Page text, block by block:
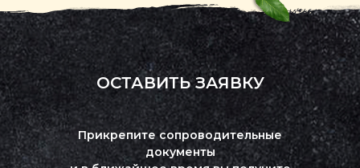
ОСТАВИТЬ ЗАЯВКУ
Прикрепите сопроводительные
документы